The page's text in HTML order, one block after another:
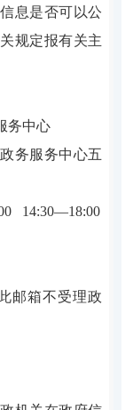
息是否可以公
规定报有关主
务中心
务服务中心五
14:30—18:00
邮箱不受理政